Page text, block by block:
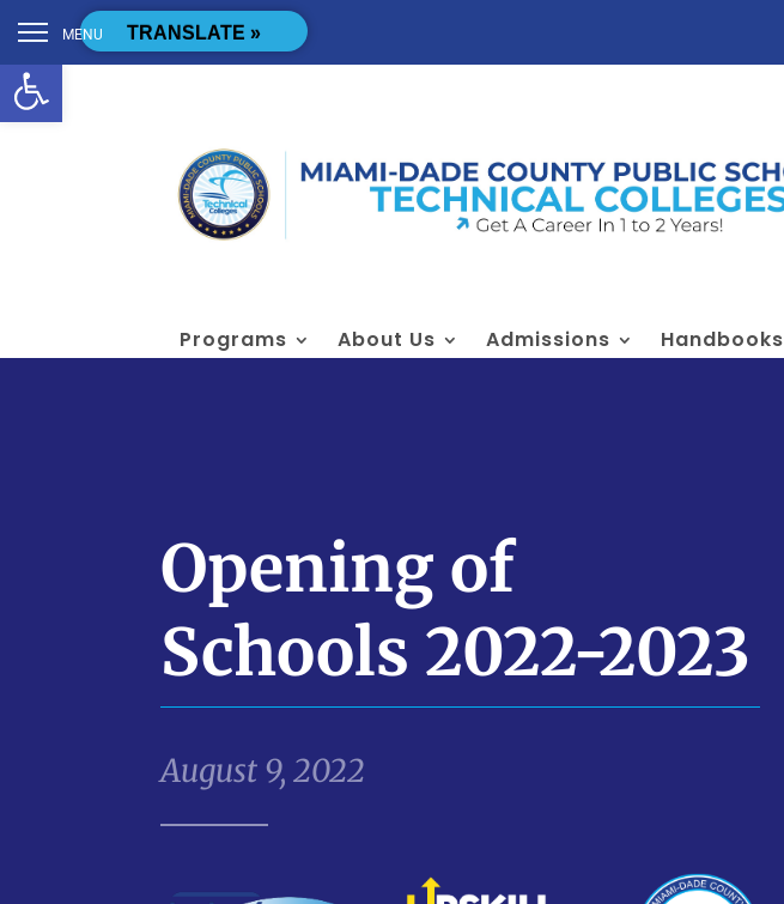
Open toolbar
Skip to content[cstmsrch_search]
Programs About Us Admissions Handbooks
Opening of
Schools 2022-2023
August 9, 2022
TRANSLATE »
MENU